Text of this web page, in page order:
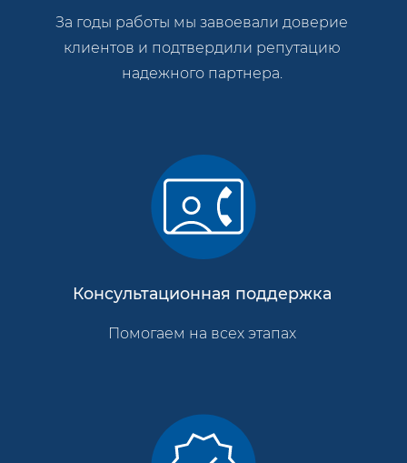
За годы работы мы завоевали доверие
клиентов и подтвердили репутацию
надежного партнера.
Консультационная поддержка
Помогаем на всех этапах